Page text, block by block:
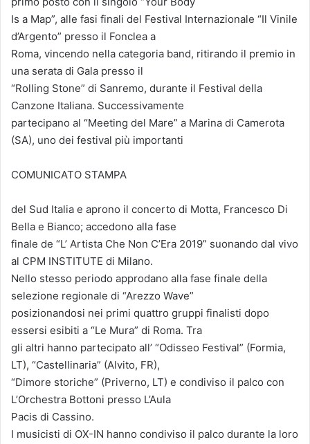
Is a Map”, alle fasi finali del Festival Internazionale “Il Vinile
d’Argento” presso il Fonclea a
Roma, vincendo nella categoria band, ritirando il premio in
una serata di Gala presso il
“Rolling Stone” di Sanremo, durante il Festival della
Canzone Italiana. Successivamente
partecipano al “Meeting del Mare” a Marina di Camerota
(SA), uno dei festival più importanti
COMUNICATO STAMPA
del Sud Italia e aprono il concerto di Motta, Francesco Di
Bella e Bianco; accedono alla fase
finale de “L’ Artista Che Non C’Era 2019” suonando dal vivo
al CPM INSTITUTE di Milano.
Nello stesso periodo approdano alla fase finale della
selezione regionale di “Arezzo Wave”
posizionandosi nei primi quattro gruppi finalisti dopo
essersi esibiti a “Le Mura” di Roma. Tra
gli altri hanno partecipato all’ “Odisseo Festival” (Formia,
LT), “Castellinaria” (Alvito, FR),
“Dimore storiche” (Priverno, LT) e condiviso il palco con
L’Orchestra Bottoni presso L’Aula
Pacis di Cassino.
I musicisti di OX-IN hanno condiviso il palco durante la loro